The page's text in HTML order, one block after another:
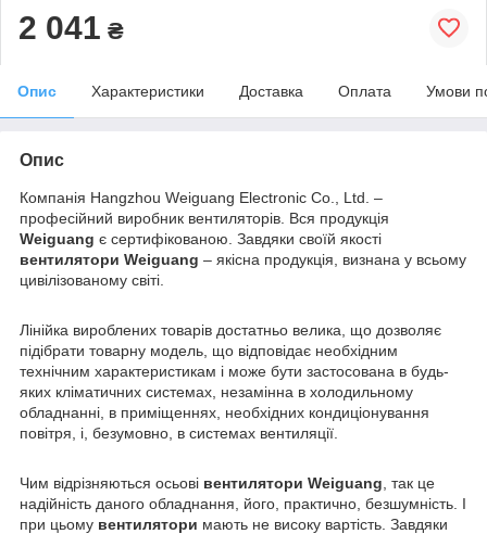
2 041 ₴
Опис Характеристики Доставка Оплата Умови
Опис
Компанія Hangzhou Weiguang Electronic Co., Ltd. –
професійний виробник вентиляторів. Вся продукція
Weiguang є сертифікованою. Завдяки своїй якості
вентилятори Weiguang – якісна продукція, визнана у всьому
цивілізованому світі.
Лінійка вироблених товарів достатньо велика, що дозволяє
підібрати товарну модель, що відповідає необхідним
технічним характеристикам і може бути застосована в будь-
яких кліматичних системах, незамінна в холодильному
обладнанні, в приміщеннях, необхідних кондиціонування
повітря, і, безумовно, в системах вентиляції.
Чим відрізняються осьові вентилятори Weiguang , так це
надійність даного обладнання, його, практично, безшумність. І
при цьому вентилятори мають не високу вартість. Завдяки